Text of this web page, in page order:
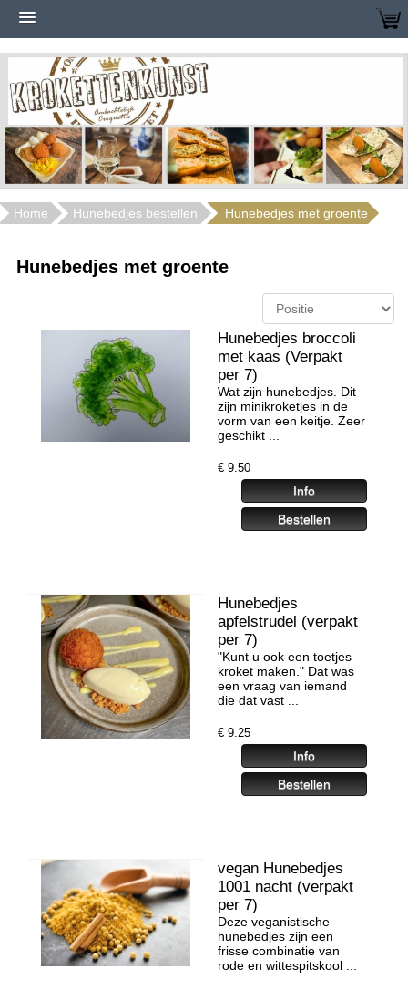
Home Hunebedjes bestellen Hunebedjes met groente
Hunebedjes met groente
Hunebedjes broccoli
met kaas (Verpakt
per 7)
Wat zijn hunebedjes. Dit
zijn minikroketjes in de
vorm van een keitje. Zeer
geschikt ...
€ 9.50
Hunebedjes
apfelstrudel (verpakt
per 7)
"Kunt u ook een toetjes
kroket maken." Dat was
een vraag van iemand
die dat vast ...
€ 9.25
vegan Hunebedjes
1001 nacht (verpakt
per 7)
Deze veganistische
hunebedjes zijn een
frisse combinatie van
rode en wittespitskool ...